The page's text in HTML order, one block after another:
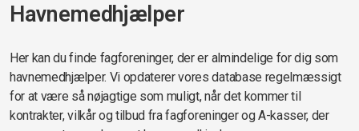
Havnemedhjælper
Her kan du finde fagforeninger, der er almindelige for dig som
havnemedhjælper. Vi opdaterer vores database regelmæssigt
for at være så nøjagtige som muligt, når det kommer til
kontrakter, vilkår og tilbud fra fagforeninger og A-kasser, der